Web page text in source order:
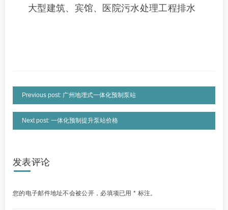
大型建筑、宾馆、医院污水处理工程排水
Previous post: 广州地埋式一体化预制泵站
Next post: 一体化预制提升泵站价格
发表评论
您的电子邮件地址不会被公开， 必填项已用* 标注。